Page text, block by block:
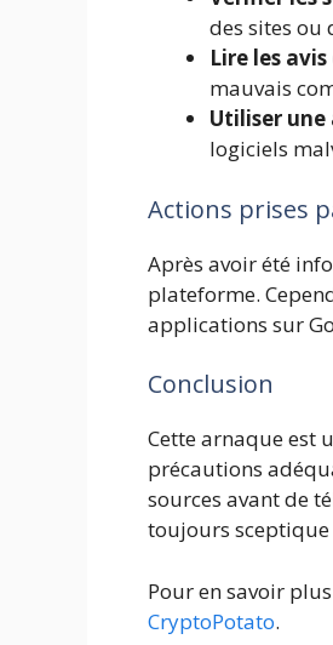
des sites ou
Lire les
mauvais
Utiliser
logiciels
Actions prises
Après avoir été
plateforme.
applications sur
Conclusion
Cette arnaque est
précautions
sources avant de
toujours sceptique
Pour en savoir
CryptoPotato.